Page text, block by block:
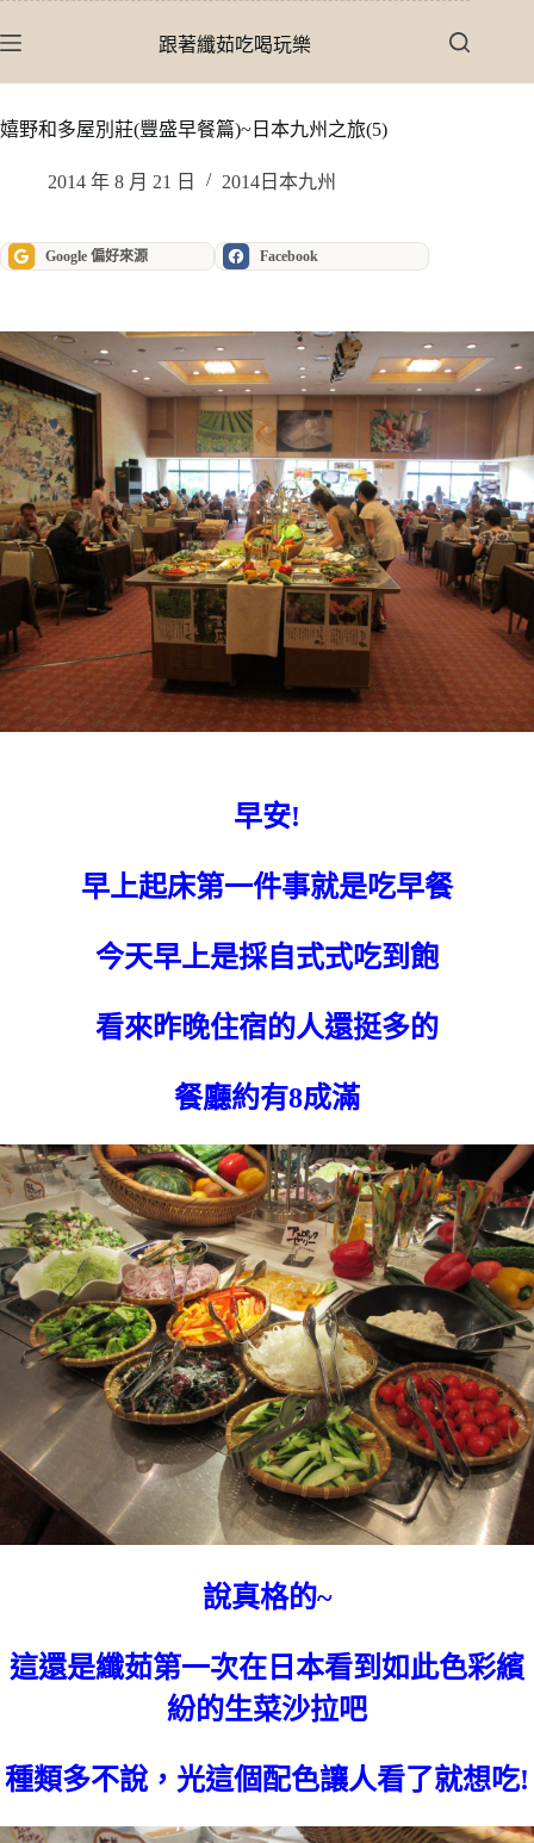
至
內
跟著纖茹吃喝玩樂
嬉野和多屋別莊(豐盛早餐篇)~日本九州之旅(5)
2014 年 8 月 21 日 2014日本九州
Google 偏好來源 Facebook
早安!
早上起床第一件事就是吃早餐
今天早上是採自式式吃到飽
看來昨晚住宿的人還挺多的
餐廳約有8成滿
說真格的~
這還是纖茹第一次在日本看到如此色彩繽
紛的生菜沙拉吧
種類多不說，光這個配色讓人看了就想吃!